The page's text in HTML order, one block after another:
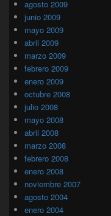
agosto 2009
junio 2009
mayo 2009
abril 2009
marzo 2009
febrero 2009
enero 2009
octubre 2008
julio 2008
mayo 2008
abril 2008
marzo 2008
febrero 2008
enero 2008
noviembre 2007
agosto 2004
enero 2004